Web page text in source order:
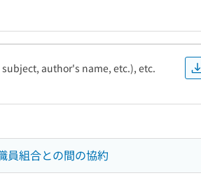
author's name, etc.), etc.
員組合との間の協約